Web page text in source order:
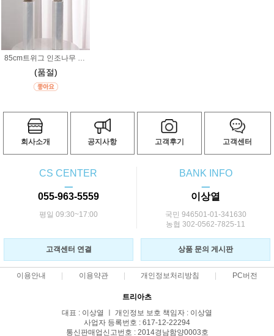
85cm트위그 인조나무 인테리어 가지장식 조화 크리스마스트리
(품절)
회사소개 공지사항 고객후기 고객센터
CS CENTER
ㅡ
055-963-5559
평일 09:30~17:00
BANK INFO
ㅡ
이상열
국민 946501-01-341630
농협 302-0562-7825-11
고객센터 연결 상품 문의 게시판
이용안내 이용약관 개인정보처리방침 PC버전
트리아츠
대표 : 이상열 ㅣ 개인정보 보호 책임자 : 이상열
사업자 등록번호 : 617-12-22294
통신판매업신고번호 : 2014경남함양0003호